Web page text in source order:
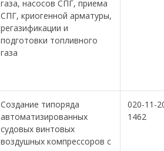
газа, насосов СПГ, приема
СПГ, криогенной арматуры,
регазификации и
подготовки топливного
газа
Создание типоряда
автоматизированных
судовых винтовых
воздушных компрессоров с
020-11-
1462